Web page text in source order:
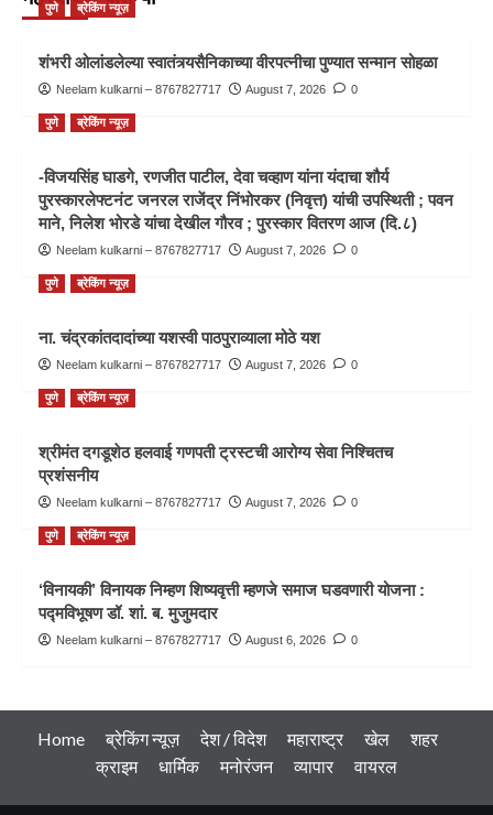
पुणे ब्रेकिंग न्यूज़
शंभरी ओलांडलेल्या स्वातंत्र्यसैनिकाच्या वीरपत्नीचा पुण्यात सन्मान सोहळा
Neelam kulkarni – 8767827717 August 7, 2026 0
पुणे ब्रेकिंग न्यूज़
-विजयसिंह घाडगे, रणजीत पाटील, देवा चव्हाण यांना यंदाचा शौर्य
पुरस्कारलेफ्टनंट जनरल राजेंद्र निंभोरकर (निवृत्त) यांची उपस्थिती ; पवन
माने, निलेश भोरडे यांचा देखील गौरव ; पुरस्कार वितरण आज (दि.८)
Neelam kulkarni – 8767827717 August 7, 2026 0
पुणे ब्रेकिंग न्यूज़
ना. चंद्रकांतदादांच्या यशस्वी पाठपुराव्याला मोठे यश
Neelam kulkarni – 8767827717 August 7, 2026 0
पुणे ब्रेकिंग न्यूज़
श्रीमंत दगडूशेठ हलवाई गणपती ट्रस्टची आरोग्य सेवा निश्चितच
प्रशंसनीय
Neelam kulkarni – 8767827717 August 7, 2026 0
पुणे ब्रेकिंग न्यूज़
‘विनायकी’ विनायक निम्हण शिष्यवृत्ती म्हणजे समाज घडवणारी योजना :
पद्मविभूषण डॉ. शां. ब. मुजुमदार
Neelam kulkarni – 8767827717 August 6, 2026 0
Home ब्रेकिंग न्यूज़ देश / विदेश महाराष्ट्र खेल
शहर
क्राइम
धार्मिक मनोरंजन व्यापार वायरल